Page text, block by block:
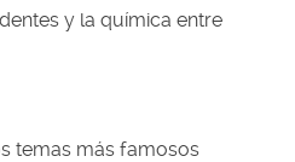
y la química entre
temas más famosos